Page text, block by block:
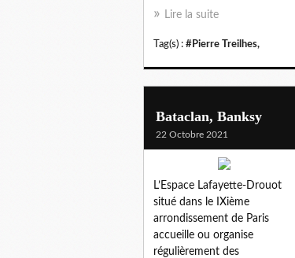
Lire la suite
Tag(s) : #Pierre Treilhes,
Bataclan, Banksy
22 Octobre 2021
L’Espace Lafayette-Drouot
situé dans le IXième
arrondissement de Paris
accueille ou organise
régulièrement des